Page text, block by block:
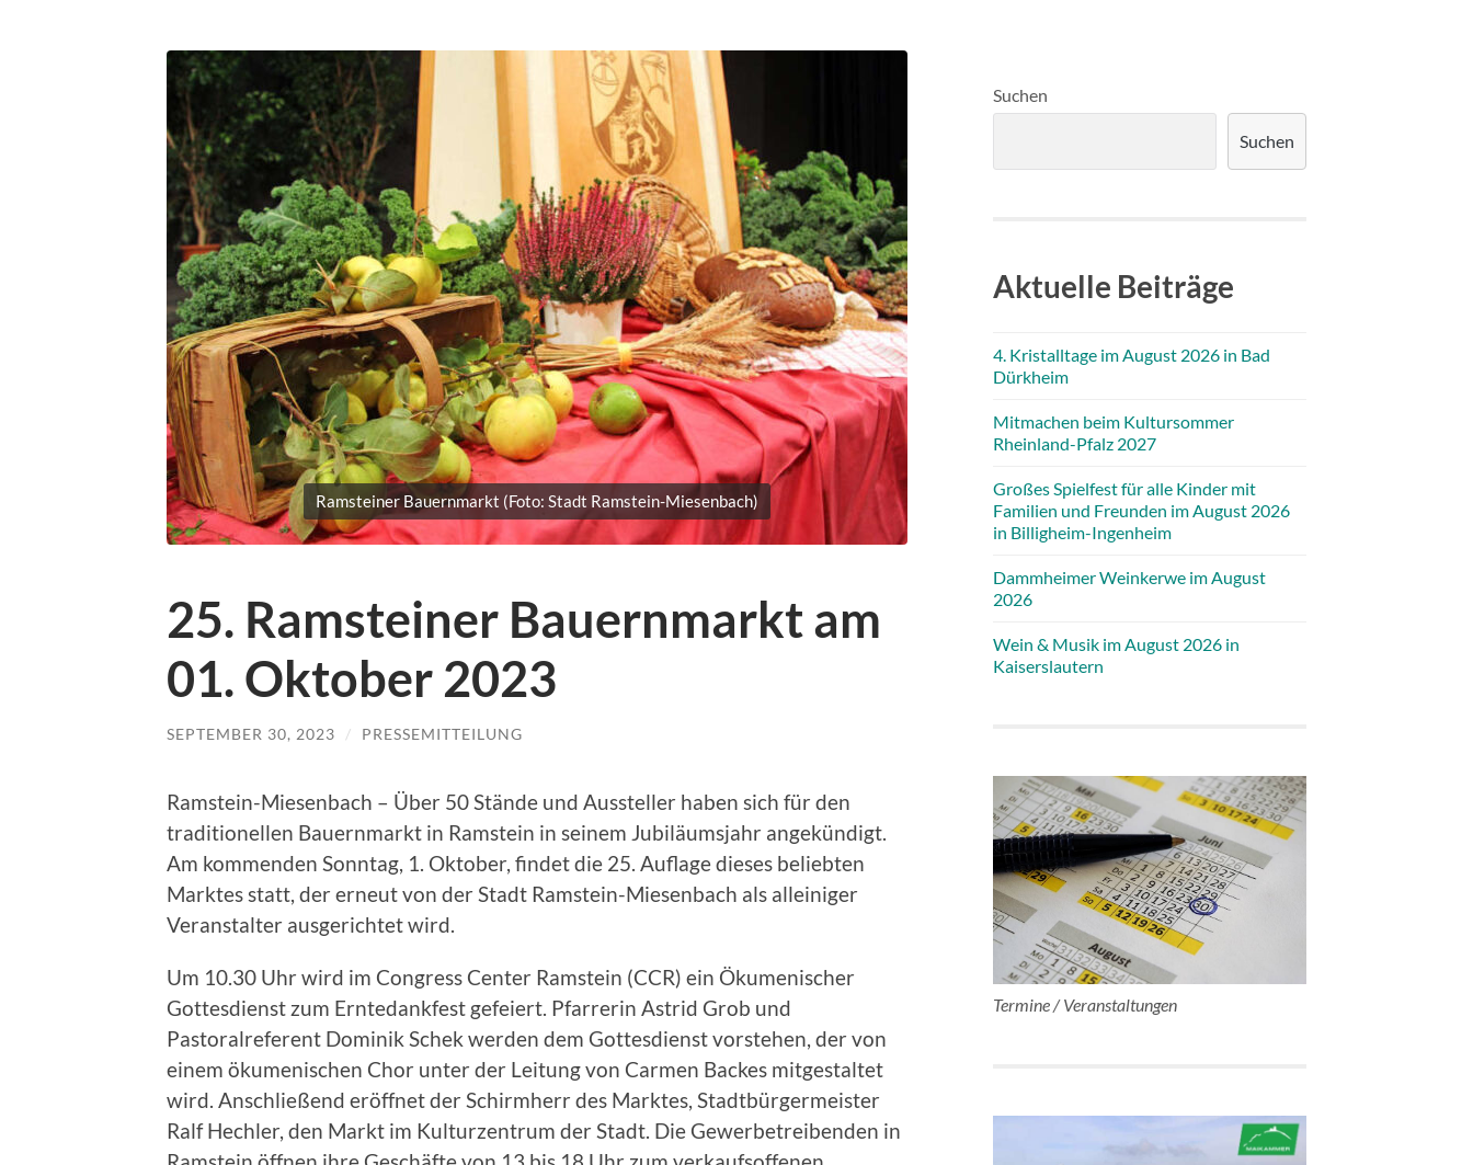
Ramsteiner Bauernmarkt (Foto: Stadt Ramstein-Miesenbach)
25. Ramsteiner Bauernmarkt am
01. Oktober 2023
SEPTEMBER 30, 2023 / PRESSEMITTEILUNG
Ramstein-Miesenbach – Über 50 Stände und Aussteller haben sich für den
traditionellen Bauernmarkt in Ramstein in seinem Jubiläumsjahr angekündigt.
Am kommenden Sonntag, 1. Oktober, findet die 25. Auflage dieses beliebten
Marktes statt, der erneut von der Stadt Ramstein-Miesenbach als alleiniger
Veranstalter ausgerichtet wird.
Um 10.30 Uhr wird im Congress Center Ramstein (CCR) ein Ökumenischer
Gottesdienst zum Erntedankfest gefeiert. Pfarrerin Astrid Grob und
Pastoralreferent Dominik Schek werden dem Gottesdienst vorstehen, der von
einem ökumenischen Chor unter der Leitung von Carmen Backes mitgestaltet
wird. Anschließend eröffnet der Schirmherr des Marktes, Stadtbürgermeister
Ralf Hechler, den Markt im Kulturzentrum der Stadt. Die Gewerbetreibenden in
Suchen
Suchen
Aktuelle Beiträge
4. Kristalltage im August 2026 in Bad
Dürkheim
Mitmachen beim Kultursommer
Rheinland-Pfalz 2027
Großes Spielfest für alle Kinder mit
Familien und Freunden im August 2026
in Billigheim-Ingenheim
Dammheimer Weinkerwe im August
2026
Wein & Musik im August 2026 in
Kaiserslautern
Termine / Veranstaltungen